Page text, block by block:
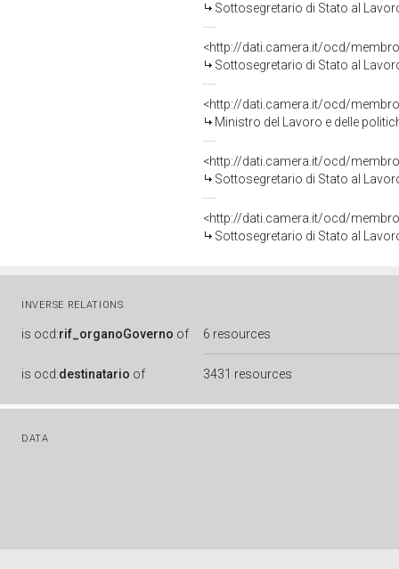
Sottosegretario di Stato al
<http://dati.camera.it/ocd/
Sottosegretario di Stato al
<http://dati.camera.it/ocd/
Ministro del Lavoro e delle
<http://dati.camera.it/ocd/
Sottosegretario di Stato al
<http://dati.camera.it/ocd/
Sottosegretario di Stato al
INVERSE RELATIONS
is ocd:rif_organoGoverno of 6 resources
is ocd:destinatario of 3431 resources
DATA